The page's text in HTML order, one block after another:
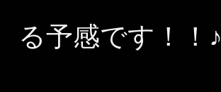
る予感です！！♪